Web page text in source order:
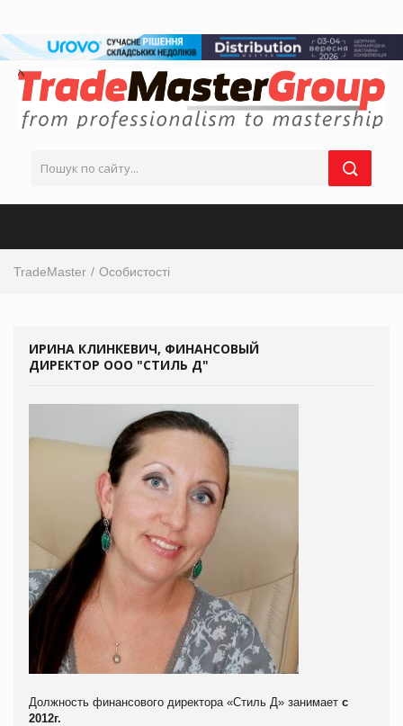
TradeMaster Особистості
ИРИНА КЛИНКЕВИЧ, ФИНАНСОВЫЙ
ДИРЕКТОР ООО "СТИЛЬ Д"
Должность финансового директора «Стиль Д» занимает с
2012г.